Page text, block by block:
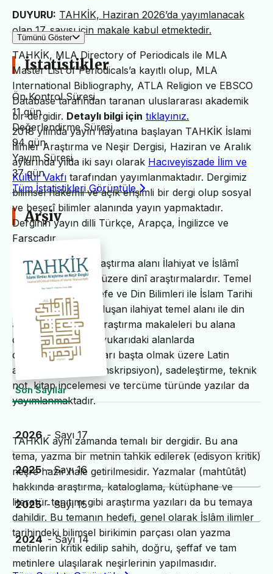
DUYURU: TAHKİK, Haziran 2026’da yayımlanacak
olan 17. sayısı için makale kabul etmektedir.
TAHKİK, MLA Directory of Periodicals ile MLA
Master List of Periodicals’a kayıtlı olup, MLA
International Bibliography, ATLA Religion ve EBSCO
Database tarafından taranan uluslararası akademik
bir dergidir. Detaylı bilgi için tıklayınız.
2018 yılında yayın hayatına başlayan TAHKİK İslami
İlimler Araştırma ve Neşir Dergisi, Haziran ve Aralık
aylarında yılda iki sayı olarak Hacıveyiszade İlim ve
Kültür Vakfı tarafından yayımlanmaktadır. Dergimiz
bilimsel hakemli ve açık erişimli bir dergi olup sosyal
ve beşerî bilimler alanında yayın yapmaktadır.
Derginin yayın dilli Türkçe, Arapça, İngilizce ve
Farsçadır.
TAHKİK’in temel araştırma alanı İlahiyat ve İslâmî
ilimler başta olmak üzere dinî araştırmalardır. Temel
İslam Bilimleri, Felsefe ve Din Bilimleri ile İslam Tarihi
ve Sanatları’ndan oluşan ilahiyat temel alanı ile din
alanındaki bilimsel araştırma makaleleri bu alana
dâhildir. TAHKİK’te yukarıdaki alanlarda
değerlendirme yazıları başta olmak üzere Latin
alfabesine nakil (transkripsiyon), sadeleştirme, teknik
not, kitap incelemesi ve tercüme türünde yazılar da
yayımlanmaktadır.
TAHKİK aynı zamanda temalı bir dergidir. Bu ana
tema, yazma bir metnin tahkik edilerek (edisyon kritik)
neşre hazır hale getirilmesidir. Yazmalar (mahtûtât)
hakkında araştırma, kataloglama, kütüphane ve
literatür tanıtımı gibi araştırma yazıları da bu temaya
dahildir. Bu temanın hedefi, genel olarak İslâm ilimler
tarihindeki bilimsel birikimin parçası olan yazma
metinlerin kritik edilip sahih, doğru, şeffaf ve tam
metinlere ulaşılarak neşirlerinin yapılmasıdır.
Tümünü Göster
İstatistikler
Ön Kontrol Süresi
11 gün
Değerlendirme Süresi
94 gün
Yayım Süresi
37 gün
Tüm İstatistikleri Görüntüle
Arşiv
Son Sayılar
2026 - Sayı 17
2025 - Sayı 16
2025 - Sayı 15
2024 - Sayı 14